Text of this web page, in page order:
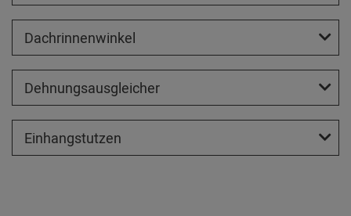
Dachrinnenwinkel
Dehnungsausgleicher
Einhangstutzen